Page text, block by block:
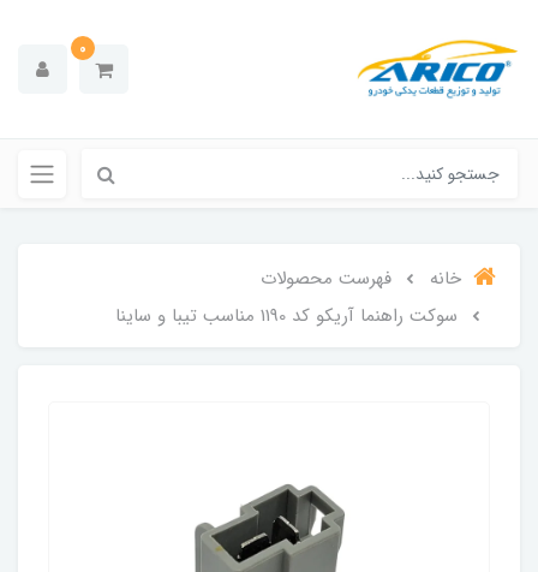
0
خانه
فهرست محصولات
سوکت راهنما آریکو کد 1190 مناسب تیبا و ساینا